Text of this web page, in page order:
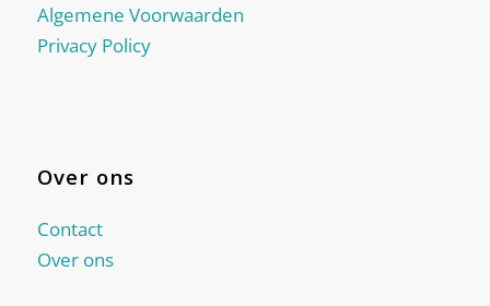
Algemene Voorwaarden
Privacy Policy
Over ons
Contact
Over ons